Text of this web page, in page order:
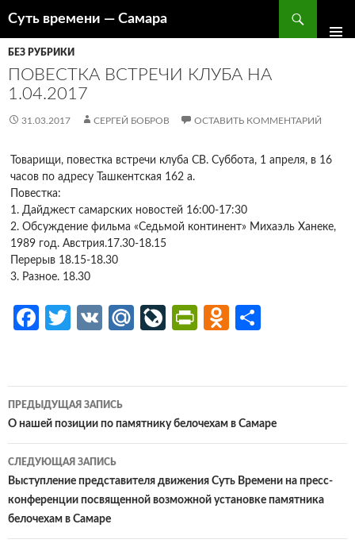
Суть времени — Самара
КБЕЗ РУБРИКИ
ПОВЕСТКА ВСТРЕЧИ КЛУБА НА
1.04.2017
31.03.2017 СЕРГЕЙ БОБРОВ ОСТАВИТЬ КОММЕНТАРИЙ
Товарищи, повестка встречи клуба СВ. Суббота, 1 апреля, в 16
часов по адресу Ташкентская 162 а.
Повестка:
1. Дайджест самарских новостей 16:00-17:30
2. Обсуждение фильма «Седьмой континент» Михаэль Ханеке,
1989 год. Австрия.17.30-18.15
Перерыв 18.15-18.30
3. Разное. 18.30
Fa
o
o
k
T
er
V
M
u
Li
o
ur
n
Pr
ri
e
n
dl
y
O
o
kl
as
sn
iki
р
ав
и
Навигация
по
записям
ПРЕДЫДУЩАЯ ЗАПИСЬ
О нашей позиции по памятнику белочехам в Самаре
СЛЕДУЮЩАЯ ЗАПИСЬ
Выступление представителя движения Суть Времени на пресс-
конференции посвященной возможной установке памятника
белочехам в Самаре